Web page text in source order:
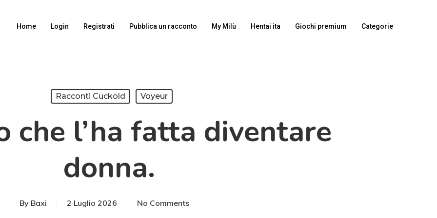
Home Login Registrati Pubblica un racconto My Milù Hentai ita Giochi premium Categorie
Racconti Cuckold Voyeur
che l’ha fatta diventare
donna.
By Baxi 2 Luglio 2026 No Comments